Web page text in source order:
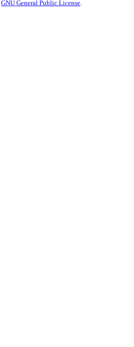
GNU General Public License.